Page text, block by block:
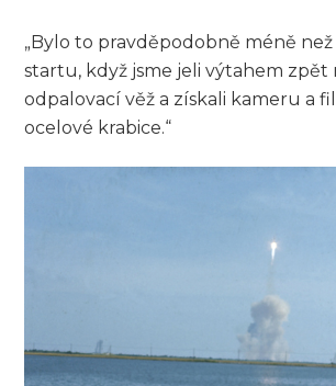
„Bylo to pravděpodobně méně
startu, když jsme jeli výtahem zpět
odpalovací věž a získali kameru a
ocelové krabice.“